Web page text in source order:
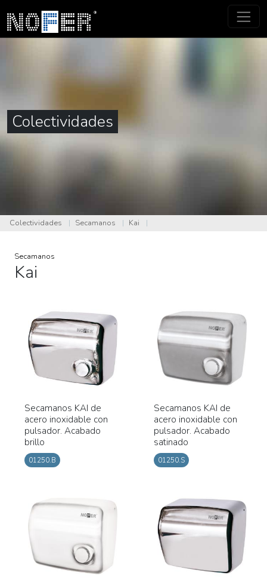
Colectividades
Colectividades | Secamanos | Kai |
Secamanos
Kai
Secamanos KAI de
acero inoxidable con
pulsador. Acabado
brillo
01250.B
Secamanos KAI de
acero inoxidable con
pulsador. Acabado
satinado
01250.S